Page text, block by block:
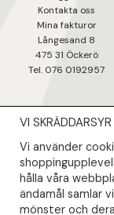
Kontakta oss
Mina fakturor
Långesand 8
475 31 Öckerö
Tel. 076 0192957
Såklart skall du
Din mail
VI
Vi använder
hålla våra
ändamål samlar
mönster och